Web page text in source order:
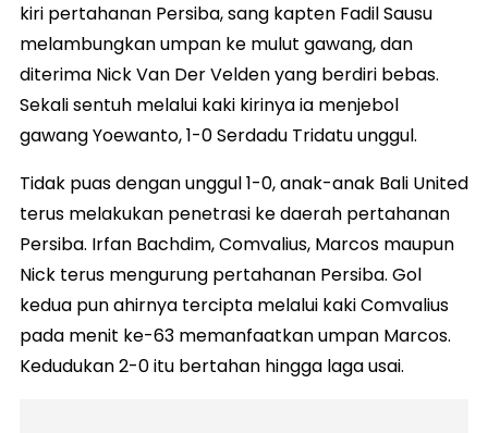
kiri pertahanan Persiba, sang kapten Fadil Sausu
melambungkan umpan ke mulut gawang, dan
diterima Nick Van Der Velden yang berdiri bebas.
Sekali sentuh melalui kaki kirinya ia menjebol
gawang Yoewanto, 1-0 Serdadu Tridatu unggul.
Tidak puas dengan unggul 1-0, anak-anak Bali United
terus melakukan penetrasi ke daerah pertahanan
Persiba. Irfan Bachdim, Comvalius, Marcos maupun
Nick terus mengurung pertahanan Persiba. Gol
kedua pun ahirnya tercipta melalui kaki Comvalius
pada menit ke-63 memanfaatkan umpan Marcos.
Kedudukan 2-0 itu bertahan hingga laga usai.